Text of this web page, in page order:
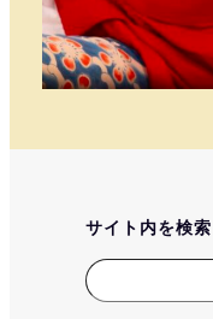
サイト内を検索
Search